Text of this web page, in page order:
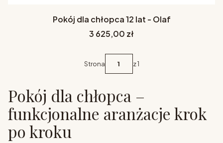
Pokój dla chłopca 12 lat - Olaf
Cena
3 625,00 zł
Strona z 1
Pokój dla chłopca –
funkcjonalne aranżacje krok
po kroku